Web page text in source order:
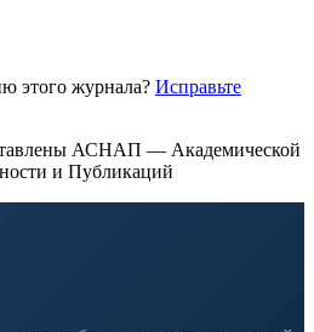
этого журнала? Исправьте
АСНАП — Академической
и Публикаций